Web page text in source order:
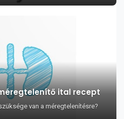
ital recept
van a méregtelenítésre?